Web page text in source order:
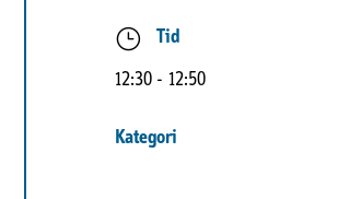
}
Tid
12:30 - 12:50
Kategori